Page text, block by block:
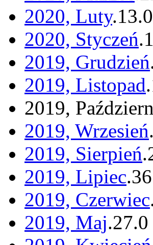
2020, Luty.13.0
2020, Styczeń.
2019, Grudzień
2019, Listopad.
2019,
2019, Wrzesień.
2019, Sierpień.
2019, Lipiec.36
2019, Czerwiec
2019, Maj.27.0